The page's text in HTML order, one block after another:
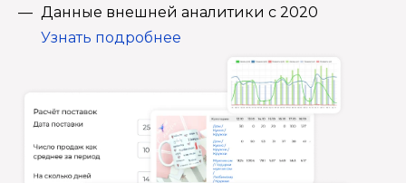
Данные внешней аналитики с 2020
Узнать подробнее